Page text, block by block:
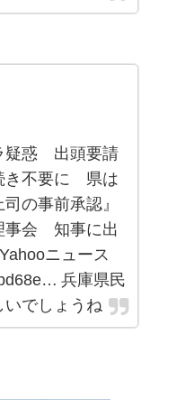
疑惑 出頭要請
き不要に 県は
の事前承認』
事会 知事に出
ニュース
兵庫県民
いでしょうね